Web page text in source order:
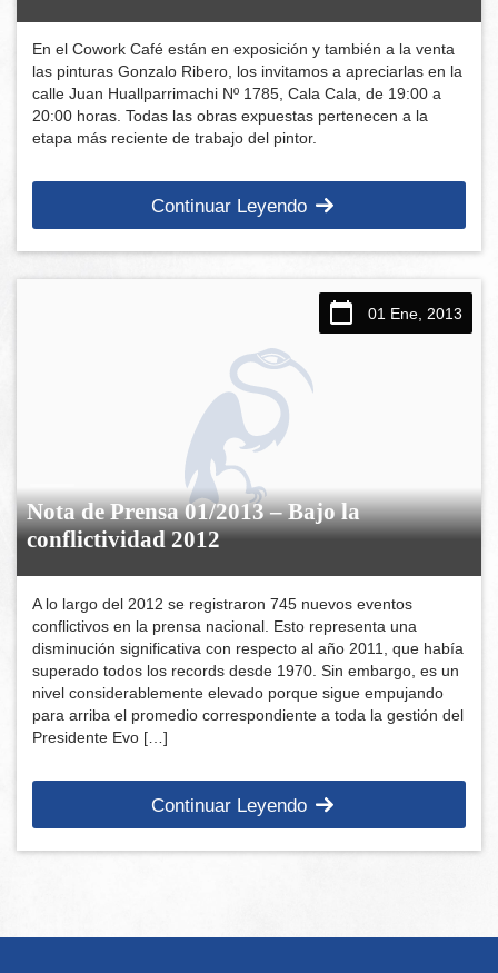
En el Cowork Café están en exposición y también a la venta
las pinturas Gonzalo Ribero, los invitamos a apreciarlas en la
calle Juan Huallparrimachi Nº 1785, Cala Cala, de 19:00 a
20:00 horas. Todas las obras expuestas pertenecen a la
etapa más reciente de trabajo del pintor.
Continuar Leyendo
01 Ene, 2013
Nota de Prensa 01/2013 – Bajo la
conflictividad 2012
A lo largo del 2012 se registraron 745 nuevos eventos
conflictivos en la prensa nacional. Esto representa una
disminución significativa con respecto al año 2011, que había
superado todos los records desde 1970. Sin embargo, es un
nivel considerablemente elevado porque sigue empujando
para arriba el promedio correspondiente a toda la gestión del
Presidente Evo […]
Continuar Leyendo